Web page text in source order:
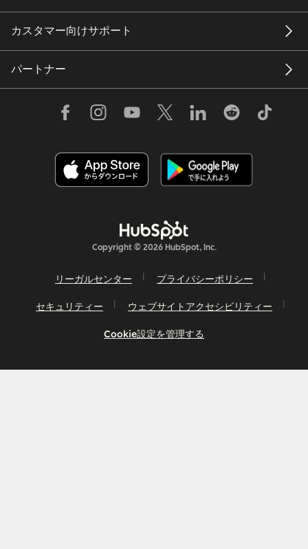
カスタマー向けサポート
パートナー
Copyright © 2026 HubSpot, Inc.
リーガルセンター プライバシーポリシー
セキュリティー ウェブサイトアクセシビリティー
Cookie設定を管理する